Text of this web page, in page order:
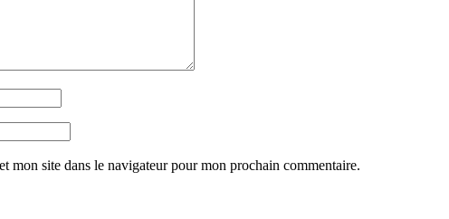
mon site dans le navigateur pour mon prochain commentaire.